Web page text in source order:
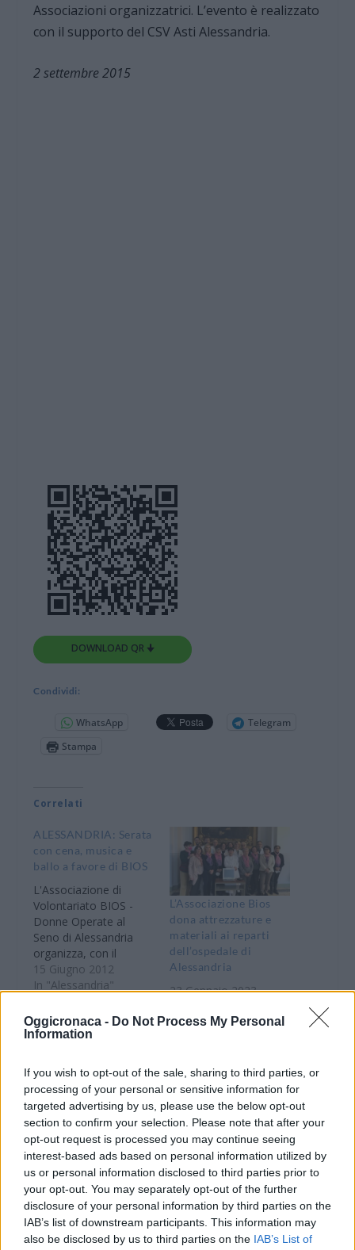
Oggicronaca - Do Not Process My Personal
Information
If you wish to opt-out of the sale, sharing to third parties, or
processing of your personal or sensitive information for
targeted advertising by us, please use the below opt-out
section to confirm your selection. Please note that after your
opt-out request is processed you may continue seeing
interest-based ads based on personal information utilized by
us or personal information disclosed to third parties prior to
your opt-out. You may separately opt-out of the further
disclosure of your personal information by third parties on the
IAB’s list of downstream participants. This information may
also be disclosed by us to third parties on the IAB’s List of
Associazioni organizzatrici. L’evento è realizzato
con il supporto del CSV Asti Alessandria.
2 settembre 2015
DOWNLOAD QR 🠋
Condividi:
WhatsApp
Telegram
Stampa
Correlati
ALESSANDRIA: Serata
con cena, musica e
ballo a favore di BIOS
L'Associazione di
Volontariato BIOS -
Donne Operate al
Seno di Alessandria
organizza, con il
supporto del CSVA,
una speciale serata
ballo aperta a tutta la
comunità. L'evento, in
20.00), al Centro
Galimberti di
Alessandria (via
Pochettini, 12) è stato
voluto…
15 Giugno 2012
In "Alessandria"
L’Associazione Bios
dona attrezzature e
materiali ai reparti
dell’ospedale di
Alessandria
23 Gennaio 2023
ALESSANDRIA:
beneficenza
Giovedì 25 ottobre, alle
ore 21.00, al Teatro
San Francesco di
Alessandria è in
programma una
divertente commedia
dal titolo "Non tutti i
ladri vengono per
nuocere" del grande
Dario Fo, che si
23 Ottobre 2012
In "Alessandria"